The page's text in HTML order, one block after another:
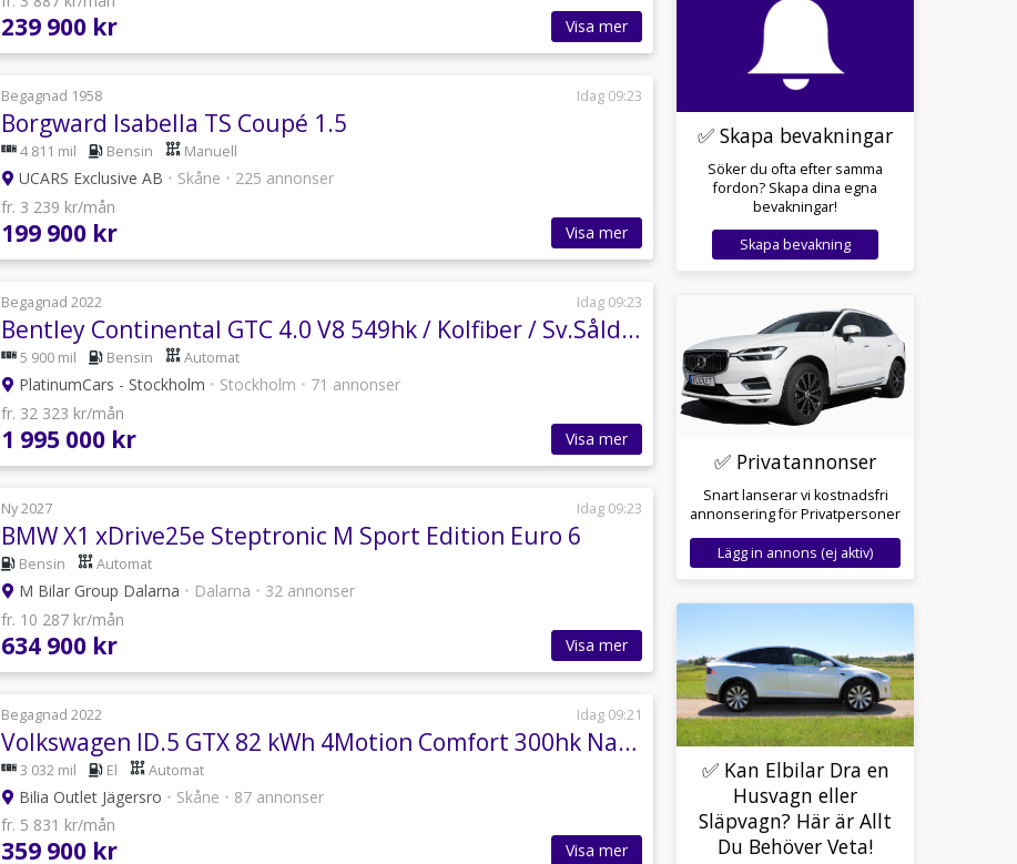
239 900 kr Visa mer
Begagnad 1958 Idag 09:23
Borgward Isabella TS Coupé 1.5
4 811 mil Bensin Manuell
UCARS Exclusive AB • Skåne • 225 annonser
fr. 3 239 kr/mån
199 900 kr Visa mer
Begagnad 2022 Idag 09:23
Bentley Continental GTC 4.0 V8 549hk / Kolfiber / Sv.Såld / Massage
5 900 mil Bensin Automat
PlatinumCars - Stockholm • Stockholm • 71 annonser
fr. 32 323 kr/mån
1 995 000 kr Visa mer
Ny 2027 Idag 09:23
BMW X1 xDrive25e Steptronic M Sport Edition Euro 6
Bensin Automat
M Bilar Group Dalarna • Dalarna • 32 annonser
fr. 10 287 kr/mån
634 900 kr Visa mer
Begagnad 2022 Idag 09:21
Volkswagen ID.5 GTX 82 kWh 4Motion Comfort 300hk Navi Drag Värmepump
3 032 mil El Automat
Bilia Outlet Jägersro • Skåne • 87 annonser
fr. 5 831 kr/mån
359 900 kr Visa mer
✅ Skapa bevakningar
Söker du ofta efter samma
fordon? Skapa dina egna
bevakningar!
Skapa bevakning
✅ Privatannonser
Snart lanserar vi kostnadsfri
annonsering för Privatpersoner
Lägg in annons (ej aktiv)
✅ Kan Elbilar Dra en
Husvagn eller
Släpvagn? Här är Allt
Du Behöver Veta!